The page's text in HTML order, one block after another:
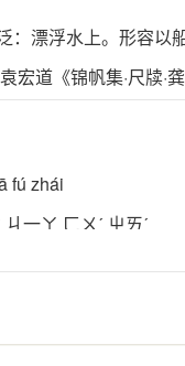
：漂浮水上。形容以
袁宏道《锦帆集·尺牍·
fú zhái
ㄐ一ㄚ ㄈㄨˊ ㄓㄞˊ
泛宅